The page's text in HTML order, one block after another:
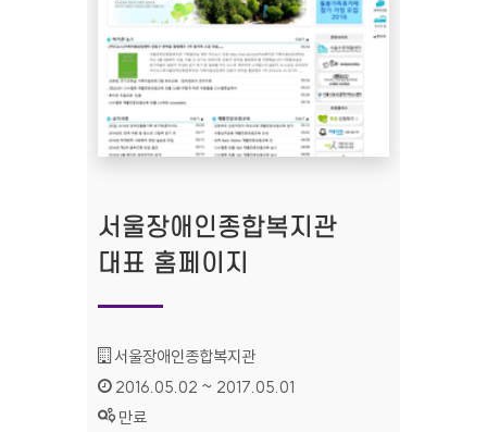
서울장애인종합복지관
대표 홈페이지
기관명 :
서울장애인종합복지관
인증기간 :
2016.05.02 ~ 2017.05.01
상태 :
만료